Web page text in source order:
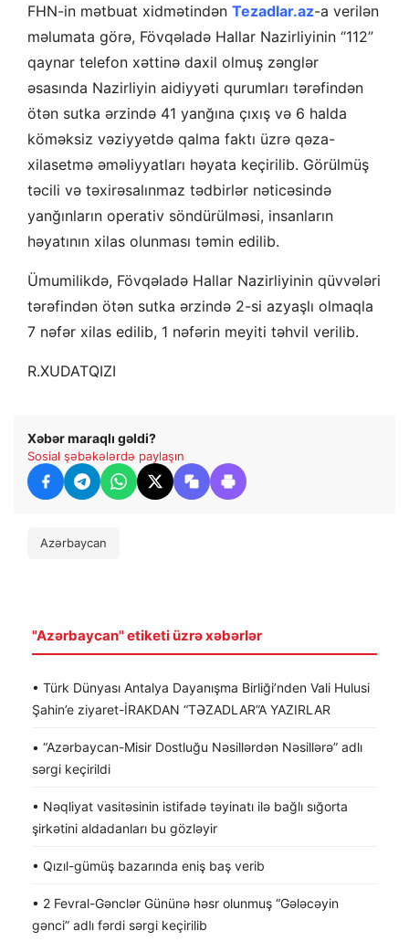
FHN-in mətbuat xidmətindən Tezadlar.az-a verilən
məlumata görə, Fövqəladə Hallar Nazirliyinin “112”
qaynar telefon xəttinə daxil olmuş zənglər
əsasında Nazirliyin aidiyyəti qurumları tərəfindən
ötən sutka ərzində 41 yanğına çıxış və 6 halda
köməksiz vəziyyətdə qalma faktı üzrə qəza-
xilasetmə əməliyyatları həyata keçirilib. Görülmüş
təcili və təxirəsalınmaz tədbirlər nəticəsində
yanğınların operativ söndürülməsi, insanların
həyatının xilas olunması təmin edilib.
Ümumilikdə, Fövqəladə Hallar Nazirliyinin qüvvələri
tərəfindən ötən sutka ərzində 2-si azyaşlı olmaqla
7 nəfər xilas edilib, 1 nəfərin meyiti təhvil verilib.
R.XUDATQIZI
Xəbər maraqlı gəldi?
Sosial şəbəkələrdə paylaşın
Azərbaycan
"Azərbaycan" etiketi üzrə xəbərlər
• Türk Dünyası Antalya Dayanışma Birliği’nden Vali Hulusi
Şahin’e ziyaret-İRAKDAN “TƏZADLAR”A YAZIRLAR
• “Azərbaycan-Misir Dostluğu Nəsillərdən Nəsillərə” adlı
sərgi keçirildi
• Nəqliyat vasitəsinin istifadə təyinatı ilə bağlı sığorta
şirkətini aldadanları bu gözləyir
• Qızıl-gümüş bazarında eniş baş verib
• 2 Fevral-Gənclər Gününə həsr olunmuş “Gələcəyin
gənci” adlı fərdi sərgi keçirilib